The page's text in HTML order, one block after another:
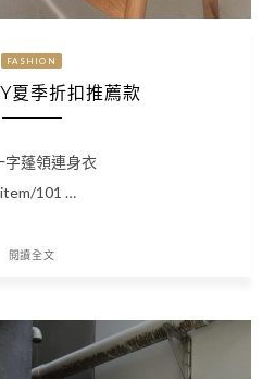
FASHION
夏季折扣推薦款
字蓬領連身衣
101 …
閱讀全文